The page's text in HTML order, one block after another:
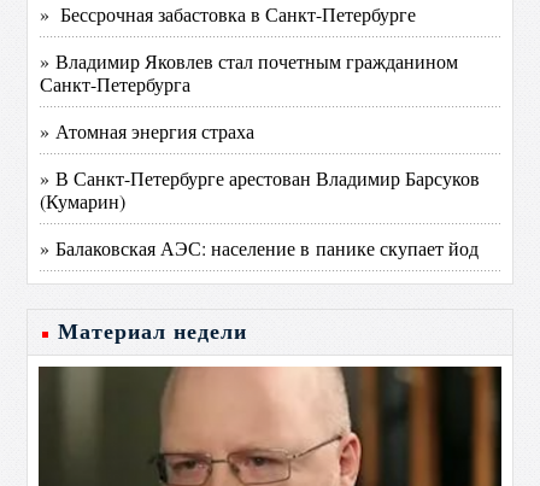
» Бессрочная забастовка в Санкт-Петербурге
» Владимир Яковлев стал почетным гражданином
Санкт-Петербурга
» Атомная энергия страха
» В Санкт-Петербурге арестован Владимир Барсуков
(Кумарин)
» Балаковская АЭС: население в панике скупает йод
Материал недели